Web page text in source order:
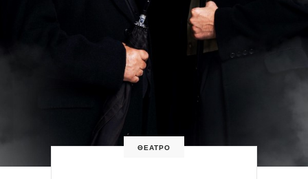
ΘΕΑΤΡΟ